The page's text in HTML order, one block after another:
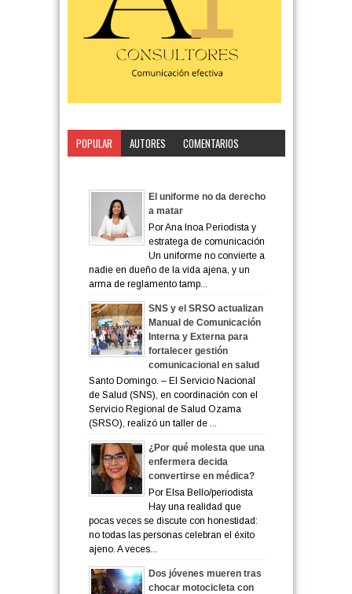
POPULAR AUTORES
COMENTARIOS
El uniforme no da derecho
a matar
Por Ana Inoa Periodista y
estratega de comunicación
Un uniforme no convierte a
nadie en dueño de la vida ajena, y un
arma de reglamento tamp...
SNS y el SRSO actualizan
Manual de Comunicación
Interna y Externa para
fortalecer gestión
comunicacional en salud
Santo Domingo. – El Servicio Nacional
de Salud (SNS), en coordinación con el
Servicio Regional de Salud Ozama
(SRSO), realizó un taller de ...
¿Por qué molesta que una
enfermera decida
convertirse en médica?
Por Elsa Bello/periodista
Hay una realidad que
pocas veces se discute con honestidad:
no todas las personas celebran el éxito
ajeno. A veces...
Dos jóvenes mueren tras
chocar motocicleta con